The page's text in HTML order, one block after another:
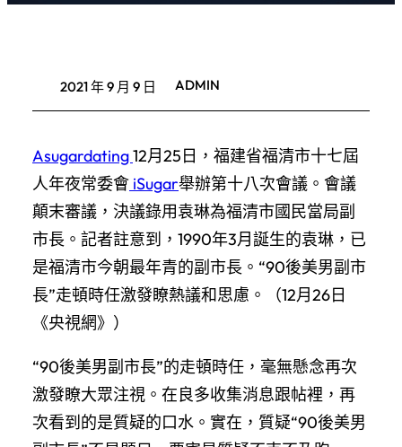
2021 年 9 月 9 日 ADMIN
Asugardating12月25日，福建省福清市十七屆
人年夜常委會 iSugar舉辦第十八次會議。會議
顛末審議，決議錄用袁琳為福清市國民當局副
市長。記者註意到，1990年3月誕生的袁琳，已
是福清市今朝最年青的副市長。“90後美男副市
長”走頓時任激發瞭熱議和思慮。（12月26日
《央視網》）
“90後美男副市長”的走頓時任，毫無懸念再次
激發瞭大眾注視。在良多收集消息跟帖裡，再
次看到的是質疑的口水。實在，質疑“90後美男